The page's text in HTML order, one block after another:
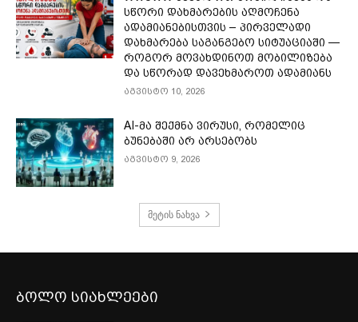
სწორი დახმარების აღმოჩენა
ადამიანებისთვის – პირველადი
დახმარება საგანგებო სიტუაციაში —
როგორ მოვახდინოთ მობილიზება
და სწორად დავეხმაროთ ადამიანს
აგვისტო 10, 2026
AI-მა შექმნა ვირუსი, რომელიც
ბუნებაში არ არსებობს
აგვისტო 9, 2026
მეტის ნახვა
ბოლო სიახლეები